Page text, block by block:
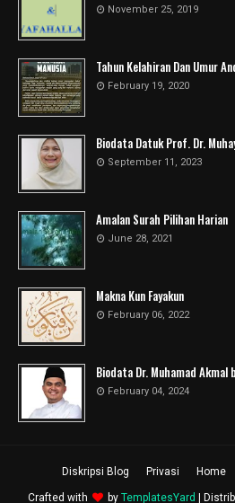
November 25, 2019
Tahun Kelahiran Dan Umur
February 19, 2020
Biodata Datuk Prof. Dr.
September 11, 2023
Amalan Surah Pilihan Harian
June 28, 2021
Makna Kun Fayakun
February 06, 2022
Biodata Dr. Muhamad Akmal
February 04, 2024
Diskripsi Blog Privasi Home
Crafted with by TemplatesYard |